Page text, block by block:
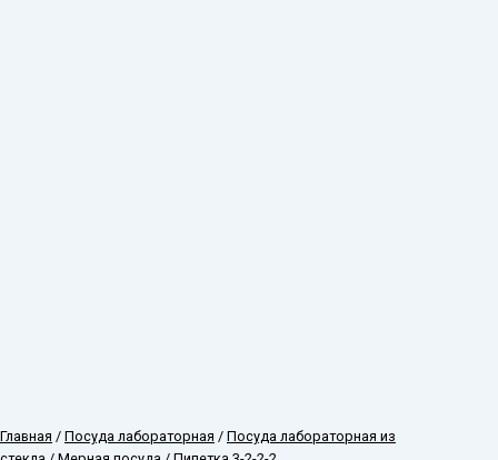
Главная / Посуда лабораторная / Посуда лабораторная из